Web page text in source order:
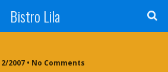
Bistro Lila
2007 • No Comments